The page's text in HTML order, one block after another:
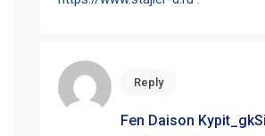
Reply
Fen Daison Kypit_gkSi